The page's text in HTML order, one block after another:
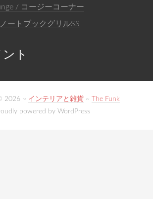
/ コージーコーナー
ートブックグリルSS
ト
2026 ~ インテリアと雑貨~
The Funk
powered by WordPress